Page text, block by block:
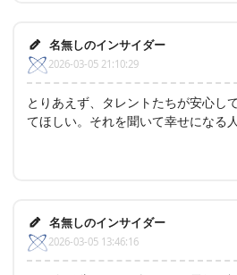
名無しのインサイダー
2026-03-05 21:10:29
とりあえず、タレントたちが安心し
てほしい。それを聞いて幸せになる
名無しのインサイダー
2026-03-05 13:46:16